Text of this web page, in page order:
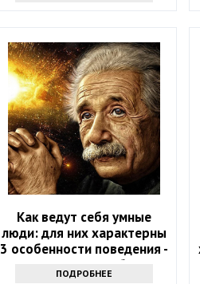
Как ведут себя умные
люди: для них характерны
3 особенности поведения -
проверьте себя
ПОДРОБНЕЕ